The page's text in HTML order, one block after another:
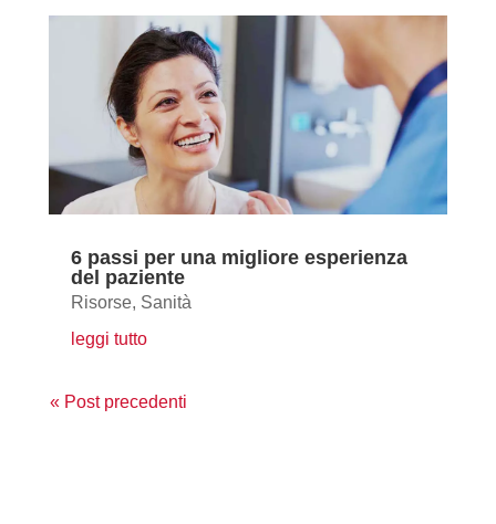
6 passi per una migliore esperienza
del paziente
Risorse, Sanità
leggi tutto
« Post precedenti